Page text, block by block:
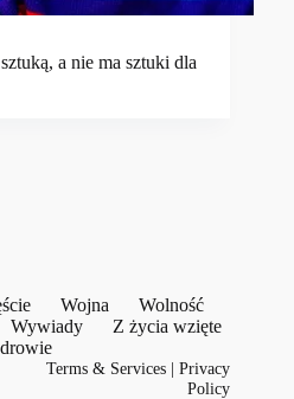
a nie ma sztuki dla
Wojna
Wolność
Wywiady
Z życia wzięte
Terms & Services |Privacy
Policy